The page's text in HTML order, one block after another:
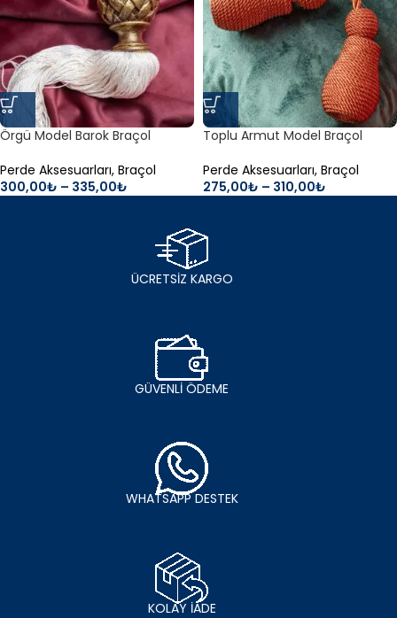
Örgü Model Barok Braçol
Perde Aksesuarları, Braçol
300,00₺ – 335,00₺
Toplu Armut Model Braçol
Perde Aksesuarları, Braçol
275,00₺ – 310,00₺
ÜCRETSİZ KARGO
GÜVENLİ ÖDEME
WHATSAPP DESTEK
KOLAY İADE